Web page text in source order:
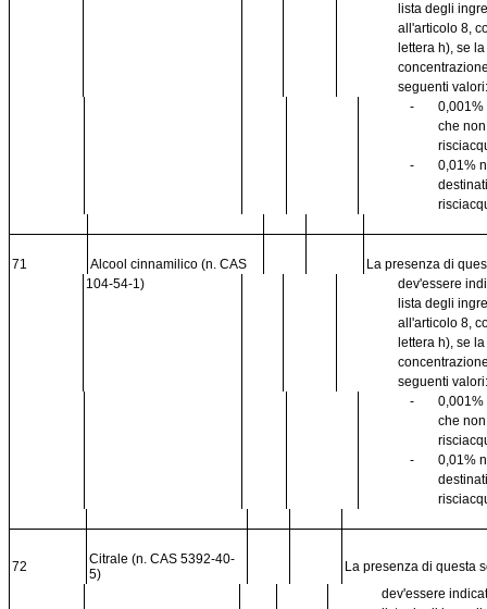
lista degli
all'articolo 8,
lettera h), se
seguenti
-
che
-
0,01%
71 Alcool cinnamilico (n. CAS
La presenza di
104-54-1)
dev'essere
lista degli
all'articolo 8,
lettera h), se
seguenti
-
che
-
0,01%
72
Citrale (n. CAS 5392-40-
5)
La presenza di questa
dev'essere